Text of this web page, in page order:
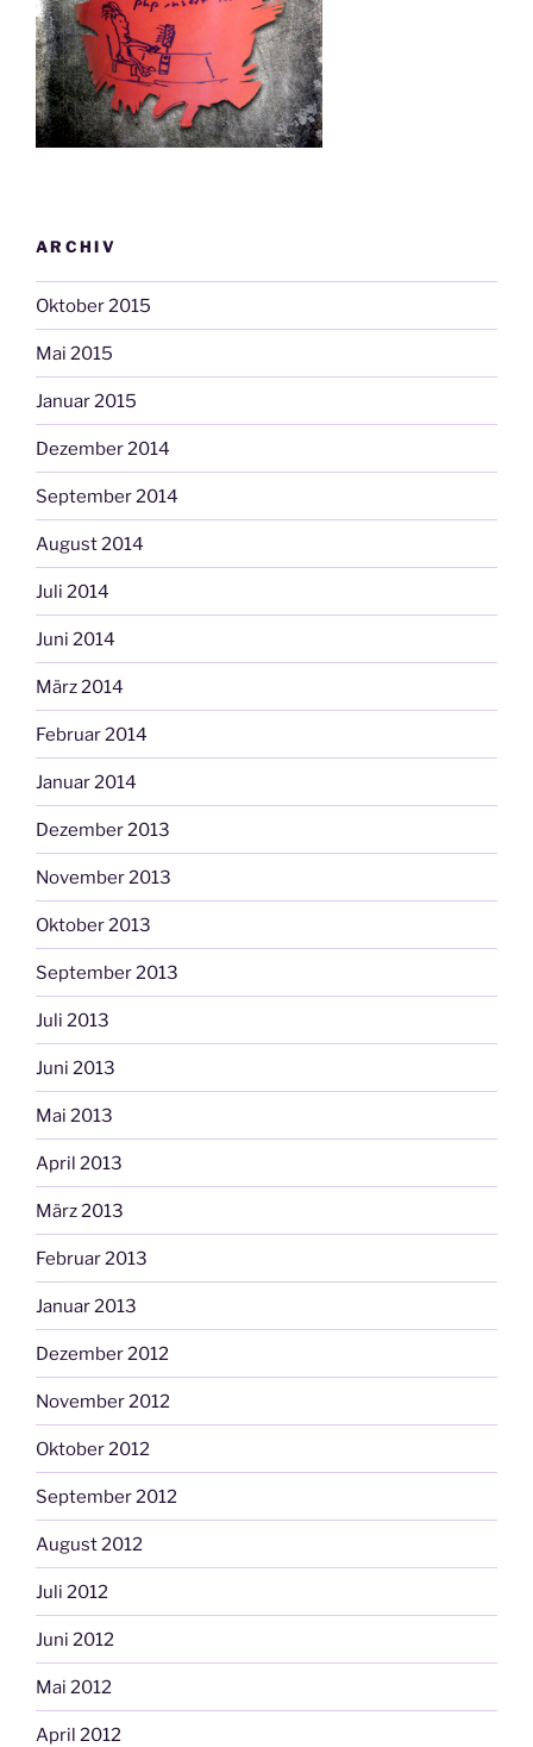
ARCHIV
Oktober 2015
Mai 2015
Januar 2015
Dezember 2014
September 2014
August 2014
Juli 2014
Juni 2014
März 2014
Februar 2014
Januar 2014
Dezember 2013
November 2013
Oktober 2013
September 2013
Juli 2013
Juni 2013
Mai 2013
April 2013
März 2013
Februar 2013
Januar 2013
Dezember 2012
November 2012
Oktober 2012
September 2012
August 2012
Juli 2012
Juni 2012
Mai 2012
April 2012